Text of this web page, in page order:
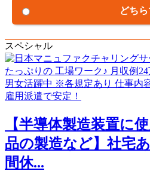
どち
スペシャル
【半導体製造装置に
品の製造など】社宅
間休...